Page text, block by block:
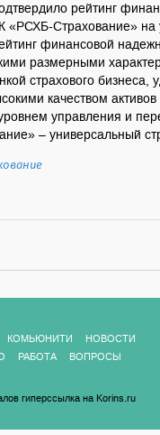
рейтинг
Страхование» на
финансовой
размерными
страхового
качеством
управления и
– универсальный
КОМЬЮНИТИ
НОВОСТИ
РАБОТА
ВОПРОСЫ
гиперссылка на Korins.ru